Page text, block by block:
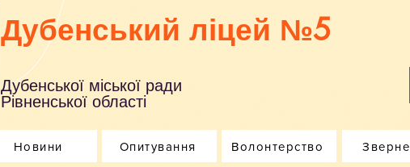
Дубенський ліцей №5
Дубенської міської ради
Рівненської області
Новини Опитування Волонтерство